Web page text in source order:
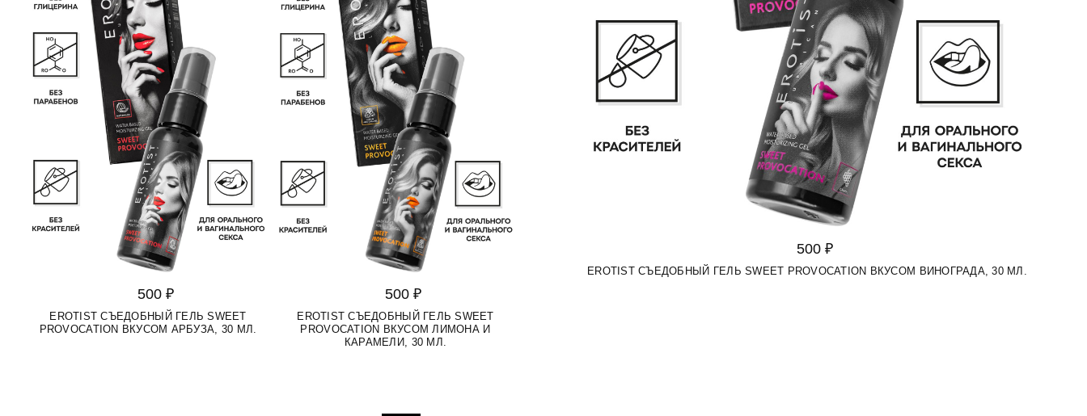
500 ₽
EROTIST СЪЕДОБНЫЙ ГЕЛЬ SWEET
PROVOCATION ВКУСОМ АРБУЗА, 30 МЛ.
500 ₽
EROTIST СЪЕДОБНЫЙ ГЕЛЬ SWEET
PROVOCATION ВКУСОМ ЛИМОНА И
КАРАМЕЛИ, 30 МЛ.
500 ₽
EROTIST СЪЕДОБНЫЙ ГЕЛЬ SWEET PROVOCATION ВКУСОМ ВИНОГРАДА, 30 МЛ.